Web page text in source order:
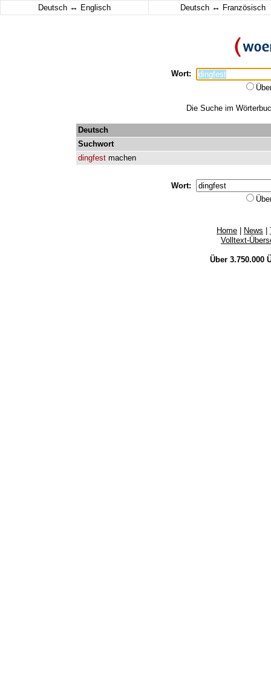
Deutsch ↔ Englisch Deutsch ↔ Französisch
Wort:
Die Suche im
Deutsch
Suchwort
dingfest machen
Wort:
Home News
Volltext-
Über 3.750.000